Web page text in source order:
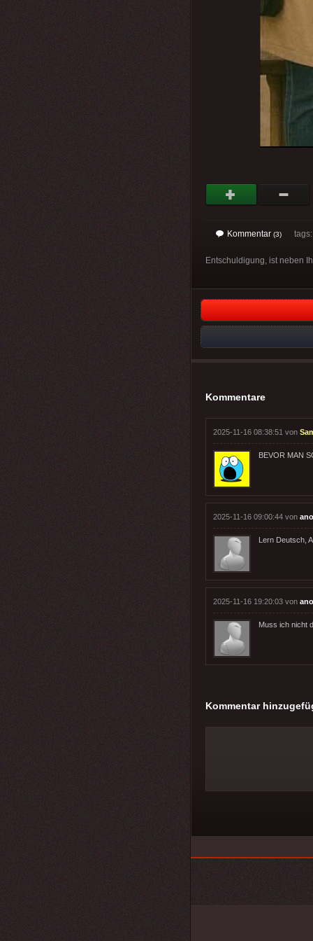
Kommentar (3)
Entschuldigung, ist neben
Kommentare
2025-11-16 08:38:51 von
BEVOR MAN
2025-11-16 09:00:44 von
Lern Deutsch,
2025-11-16 19:20:03 von
Muss ich nicht
Kommentar